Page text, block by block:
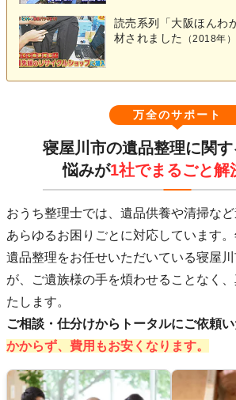
読売系列「大阪ほんわ
材されました
（2018年）
万全のサポート
寝屋川市の遺品整理に関
悩みが1社でまるごと解
おうち整理士では、遺品供養や清掃な
あらゆるお困りごとに対応しています
遺品整理をお任せいただいている寝屋
が、ご遺族様の手を煩わせることなく
たします。
ご相談・仕分けからトータルにご依頼
かからず、費用もお安くなります。